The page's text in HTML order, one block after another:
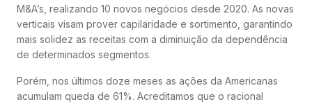
M&A’s, realizando 10 novos negócios desde 2020. As novas
verticais visam prover capilaridade e sortimento, garantindo
mais solidez as receitas com a diminuição da dependência
de determinados segmentos.
Porém, nos últimos doze meses as ações da Americanas
acumulam queda de 61%. Acreditamos que o racional